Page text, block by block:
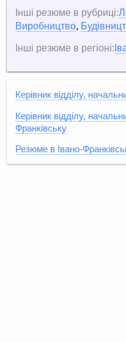
Інші резюме в рубриці:
Виробництво,
Інші резюме в регіоні:
Керівник відділу,
Керівник відділу,
Франківську
Резюме в Івано-